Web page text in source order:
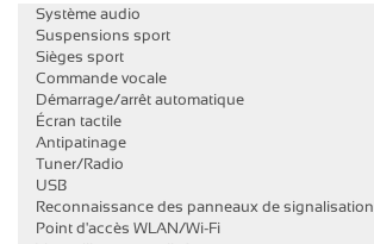
Système audio
Suspensions sport
Sièges sport
Commande vocale
Démarrage/arrêt automatique
Écran tactile
Antipatinage
Tuner/Radio
USB
Reconnaissance des panneaux de signalisation
Point d'accès WLAN/Wi-Fi